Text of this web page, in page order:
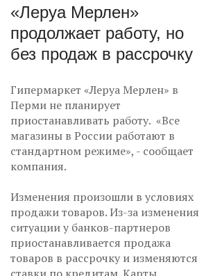
«Леруа Мерлен»
продолжает работу, но
без продаж в рассрочку
Гипермаркет «Леруа Мерлен» в
Перми не планирует
приостанавливать работу. «Все
магазины в России работают в
стандартном режиме», - сообщает
компания.
Изменения произошли в условиях
продажи товаров. Из-за изменения
ситуации у банков-партнеров
приостанавливается продажа
товаров в рассрочку и изменяются